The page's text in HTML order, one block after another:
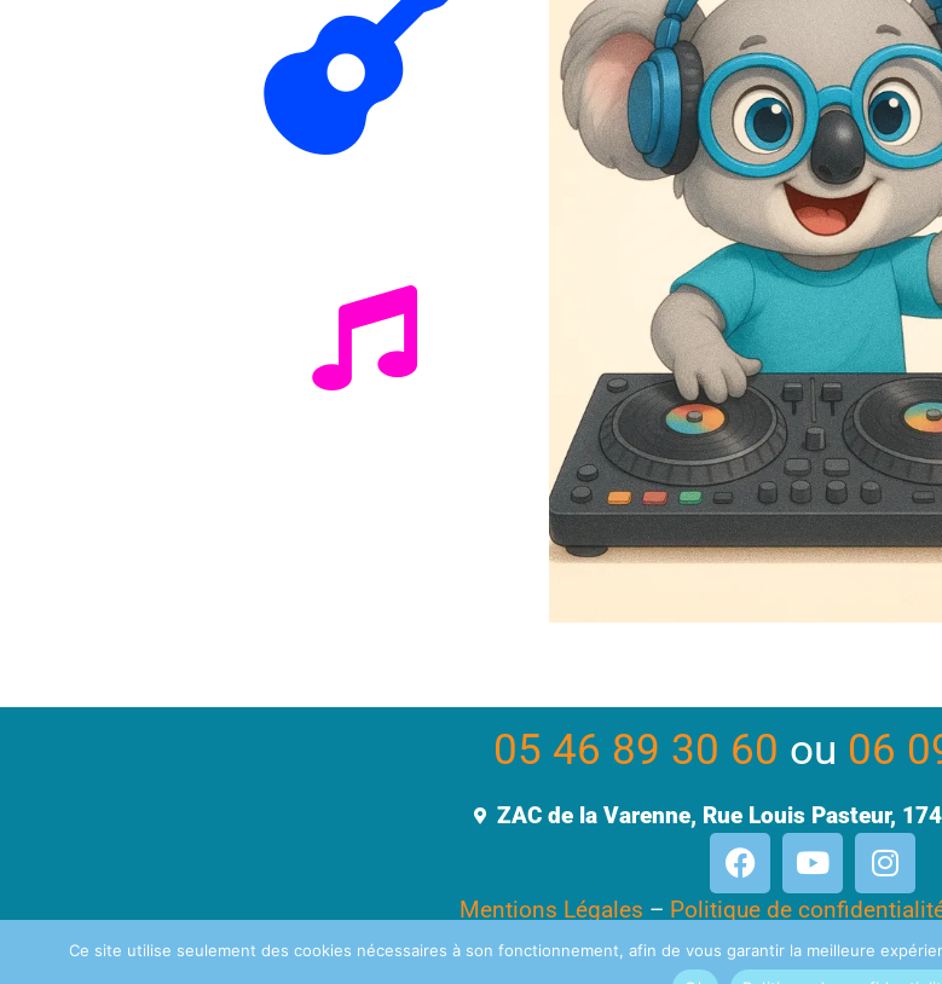
05 46 89 30 60 ou 06
ZAC de la Varenne, Rue Louis Pasteur,
Mentions Légales – Politique de
–Plan du site–
Ce site utilise seulement des cookies nécessaires à son fonctionnement, afin de vous garantir la meilleure